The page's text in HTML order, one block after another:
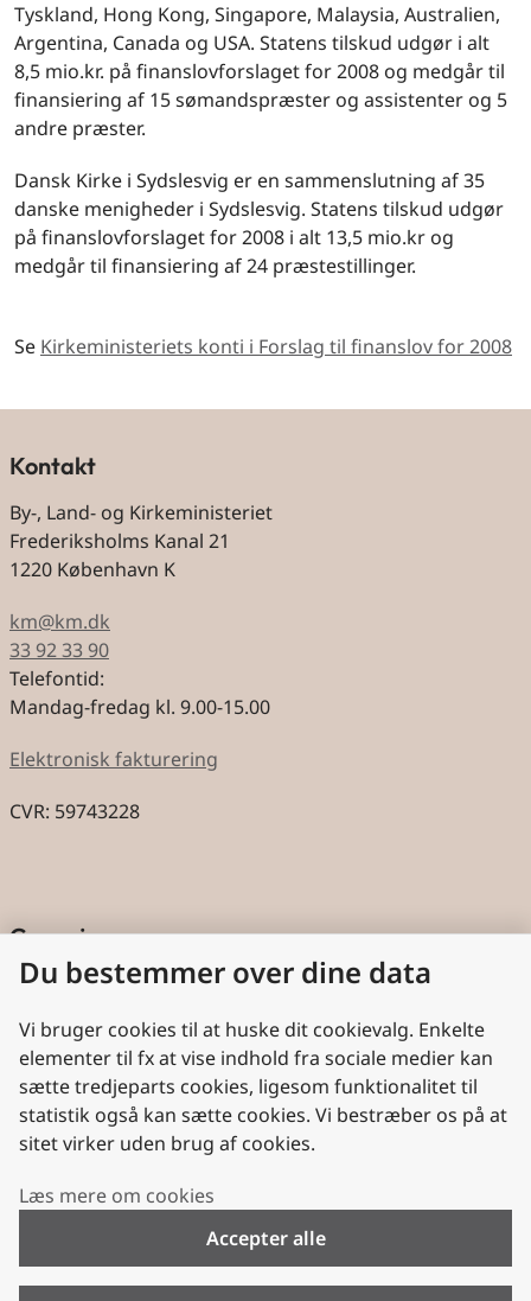
Tyskland, Hong Kong, Singapore, Malaysia, Australien,
Argentina, Canada og USA. Statens tilskud udgør i alt
8,5 mio.kr. på finanslovforslaget for 2008 og medgår til
finansiering af 15 sømandspræster og assistenter og 5
andre præster.
Dansk Kirke i Sydslesvig er en sammenslutning af 35
danske menigheder i Sydslesvig. Statens tilskud udgør
på finanslovforslaget for 2008 i alt 13,5 mio.kr og
medgår til finansiering af 24 præstestillinger.
Se Kirkeministeriets konti i Forslag til finanslov for 2008
Kontakt
By-, Land- og Kirkeministeriet
Frederiksholms Kanal 21
1220 København K
km@km.dk
33 92 33 90
Telefontid:
Mandag-fredag kl. 9.00-15.00
Elektronisk fakturering
CVR: 59743228
Genveje
Cookies
Aktindsigt
Persondatabeskyttelse
Nyttige links
Plan- og Landdistriktsstyrelsen
Folkekirken.dk
Du bestemmer over dine data
Vi bruger cookies til at huske dit cookievalg. Enkelte
elementer til fx at vise indhold fra sociale medier kan
sætte tredjeparts cookies, ligesom funktionalitet til
statistik også kan sætte cookies. Vi bestræber os på at
sitet virker uden brug af cookies.
Læs mere om cookies
Accepter alle